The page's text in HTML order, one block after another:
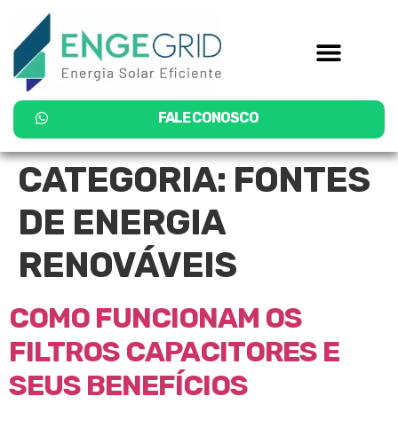
FALE CONOSCO
CATEGORIA: FONTES
DE ENERGIA
RENOVÁVEIS
COMO FUNCIONAM OS
FILTROS CAPACITORES E
SEUS BENEFÍCIOS